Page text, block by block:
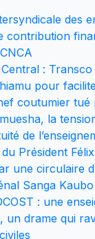
des
contribution
:
pour
coutumier
la
de
Président
une circulaire
Sanga Kaubo
: une
un drame qui